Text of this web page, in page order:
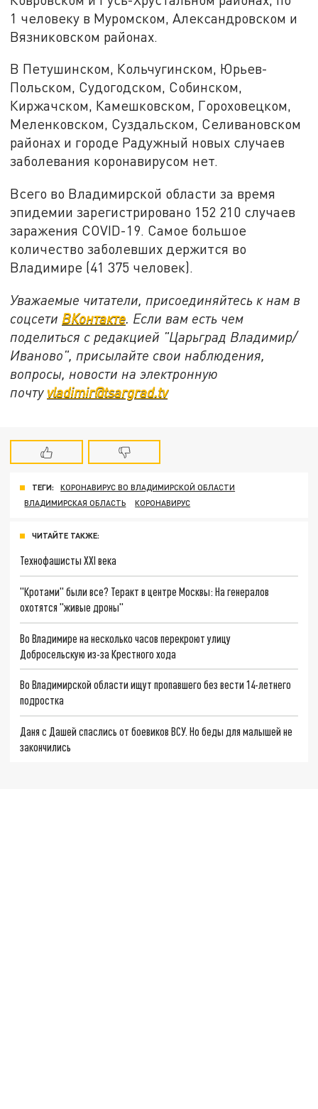
1 человеку в Муромском, Александровском и
Вязниковском районах.
В Петушинском, Кольчугинском, Юрьев-
Польском, Судогодском, Собинском,
Киржачском, Камешковском, Гороховецком,
Меленковском, Суздальском, Селивановском
районах и городе Радужный новых случаев
заболевания коронавирусом нет.
Всего во Владимирской области за время
эпидемии зарегистрировано 152 210 случаев
заражения COVID-19. Самое большое
количество заболевших держится во
Владимире (41 375 человек).
Уважаемые читатели, присоединяйтесь к нам в
соцсети ВКонтакте. Если вам есть чем
поделиться с редакцией "Царьград Владимир/
Иваново", присылайте свои наблюдения,
вопросы, новости на электронную
почту vladimir@tsargrad.tv
ТЕГИ:
КОРОНАВИРУС ВО ВЛАДИМИРСКОЙ ОБЛАСТИ
ВЛАДИМИРСКАЯ ОБЛАСТЬ
КОРОНАВИРУС
ЧИТАЙТЕ ТАКЖЕ:
Технофашисты XXI века
"Кротами" были все? Теракт в центре Москвы: На генералов
охотятся "живые дроны"
Во Владимире на несколько часов перекроют улицу
Добросельскую из-за Крестного хода
Во Владимирской области ищут пропавшего без вести 14-летнего
подростка
Даня с Дашей спаслись от боевиков ВСУ. Но беды для малышей не
закончились